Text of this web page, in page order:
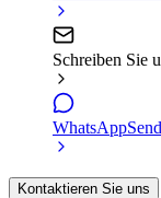
Schreiben Sie
WhatsApp
Kontaktieren Sie uns